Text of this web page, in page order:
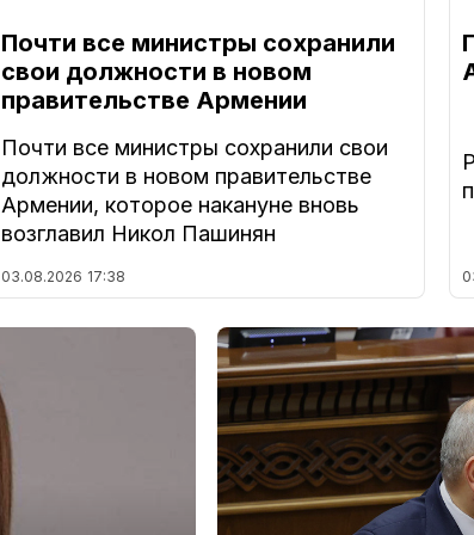
Почти все министры сохранили
свои должности в новом
правительстве Армении
Почти все министры сохранили свои
должности в новом правительстве
Армении, которое накануне вновь
возглавил Никол Пашинян
03.08.2026 17:38